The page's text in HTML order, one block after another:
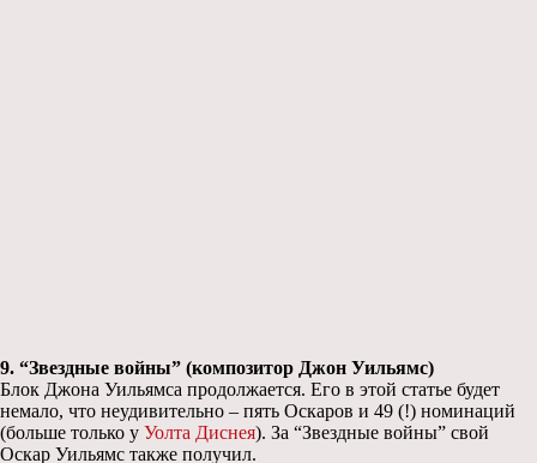
9. “Звездные войны” (композитор Джон Уильямс)
Блок Джона Уильямса продолжается. Его в этой статье будет
немало, что неудивительно – пять Оскаров и 49 (!) номинаций
(больше только у Уолта Диснея). За “Звездные войны” свой
Оскар Уильямс также получил.